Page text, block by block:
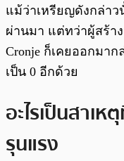
แม้ว่าเหรียญดังกล่าว
ผ่านมา แต่ทว่าผู้สร้า
Cronje ก็เคยออกมา
เป็น 0 อีกด้วย
อะไรเป็นสาเ
รุนแรง